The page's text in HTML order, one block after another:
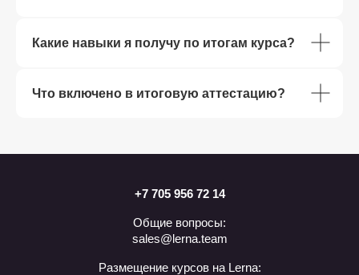
Какие навыки я получу по итогам курса?
Что включено в итоговую аттестацию?
+7 705 956 72 14
Общие вопросы:
sales@lerna.team
Размещение курсов на Lerna: